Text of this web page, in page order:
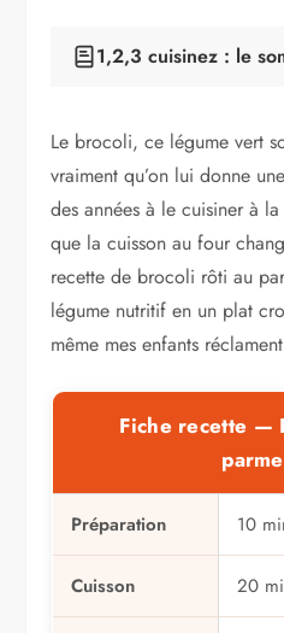
1,2,3 cuisinez : le
La préparation pas à pas
Astuces et variantes pour
Sophie Marchand
Salade de
Riz à la
Brioche
Le brocoli, ce légume vert
vraiment qu’on lui donne
des années à le cuisiner à
que la cuisson au four
recette de brocoli rôti au
légume nutritif en un plat
même mes enfants
Fiche recette —
Préparation 10
Cuisson 20